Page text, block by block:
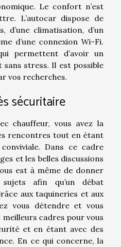
Le confort n’est
L’autocar dispose de
d’une climatisation, d’un
d’une connexion Wi-Fi.
permettent d’avoir un
sans stress. Il est possible
vos recherches.
sécuritaire
chauffeur, vous avez la
rencontres tout en étant
Dans ce cadre
et les belles discussions
est à même de donner
afin qu’un débat
aux taquineries et aux
vous détendre et vous
meilleurs cadres pour vous
et en étant avec des
En ce qui concerne, la